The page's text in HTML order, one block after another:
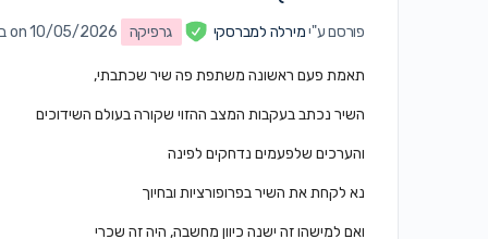
פורסם ע"ימירלה למברסקי גרפיקה on 10/05/2026 ב7:53 pm
תאמת פעם ראשונה משתפת פה שיר שכתבתי,
השיר נכתב בעקבות המצב ההזוי שקורה בעולם השידוכים
והערכים שלפעמים נדחקים לפינה
נא לקחת את השיר בפרופורציות ובחיוך
ואם למישהו זה ישנה כיוון מחשבה, היה זה שכרי